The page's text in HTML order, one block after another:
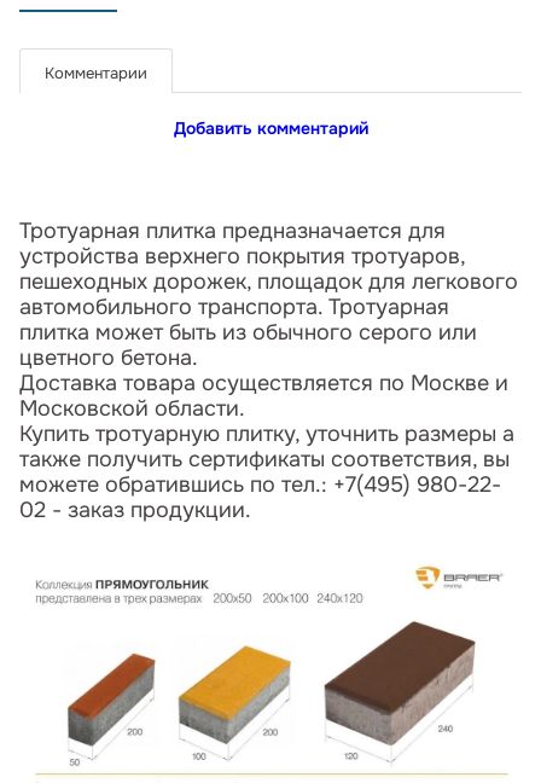
Комментарии
Добавить комментарий
Тротуарная плитка предназначается для
устройства верхнего покрытия тротуаров,
пешеходных дорожек, площадок для легкового
автомобильного транспорта. Тротуарная
плитка может быть из обычного серого или
цветного бетона.
Доставка товара осуществляется по Москве и
Московской области.
Купить тротуарную плитку, уточнить размеры а
также получить сертификаты соответствия, вы
можете обратившись по тел.: +7(495) 980-22-
02 - заказ продукции.